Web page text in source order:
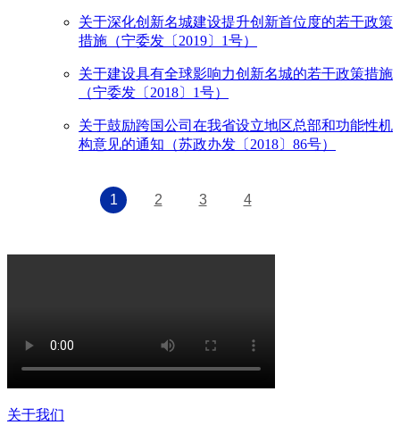
关于深化创新名城建设提升创新首位度的若干政策
措施（宁委发〔2019〕1号）
关于建设具有全球影响力创新名城的若干政策措施
（宁委发〔2018〕1号）
关于鼓励跨国公司在我省设立地区总部和功能性机
构意见的通知（苏政办发〔2018〕86号）
1 2 3 4
关于我们